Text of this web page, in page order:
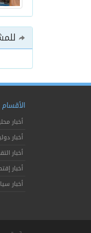
أخبار
أخبار
أخبار
أخبار
أخبار